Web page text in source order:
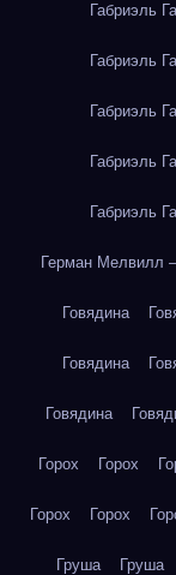
Габриэль
Габриэль
Габриэль
Габриэль
Габриэль
Герман Мелвилл
Говядина
Говядина
Говядина
Горох Горох
Горох Горох
Груша Груша